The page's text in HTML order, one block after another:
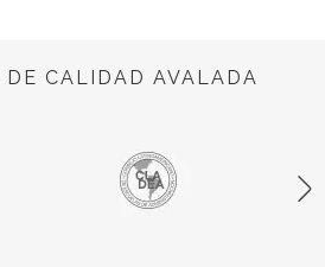
DE CALIDAD AVALADA